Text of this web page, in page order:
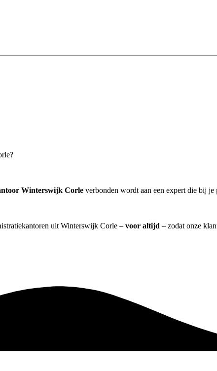
Winterswijk Corle verbonden wordt aan een expert die bij je
uit Winterswijk Corle – voor altijd – zodat onze